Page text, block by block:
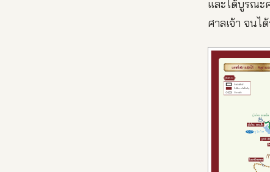
และได้บูรณะ
ศาลเจ้า จนไ